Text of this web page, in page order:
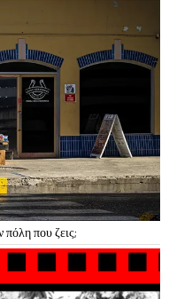
που ζεις;